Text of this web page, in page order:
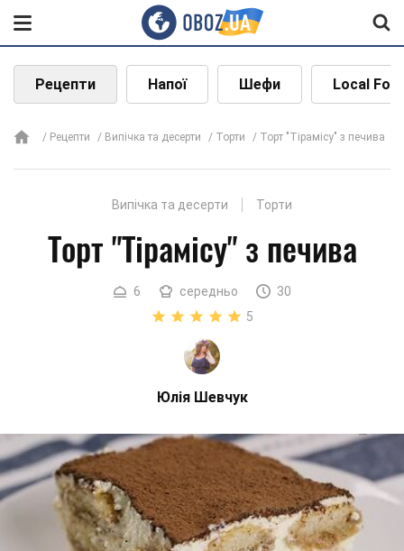
Рецепти Напої Шефи Local
Рецепти Випічка та десерти Торти Торт "Тірамісу" з печива
Випічка та десерти Торти
Торт "Тірамісу" з печива
6 середньо
30
5
Юлія Шевчук